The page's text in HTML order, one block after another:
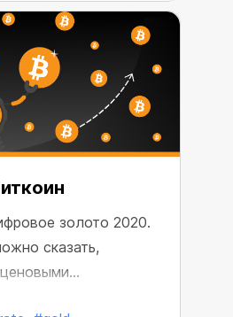
состоятельным
к инвестициям в
первым крупным
сделает
золото 2020.
сказать,